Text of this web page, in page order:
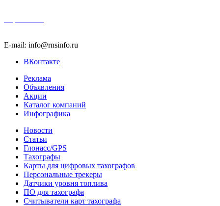
E-mail: info@rnsinfo.ru
ВКонтакте
Реклама
Объявления
Акции
Каталог компаний
Инфографика
Новости
Статьи
Глонасс/GPS
Тахографы
Карты для цифровых тахографов
Персональные трекеры
Датчики уровня топлива
ПО для тахографа
Считыватели карт тахографа